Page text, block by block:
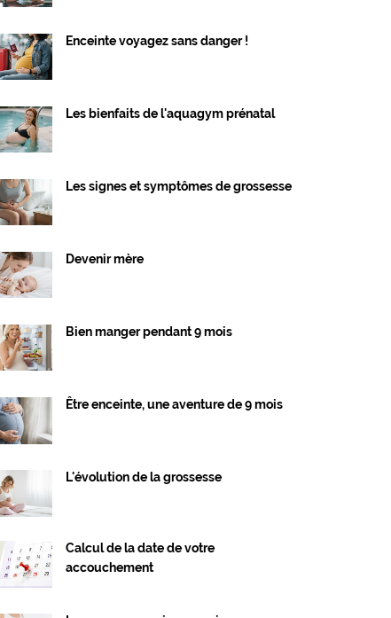
Enceinte voyagez sans danger !
Les bienfaits de l'aquagym prénatal
Les signes et symptômes de grossesse
Devenir mère
Bien manger pendant 9 mois
Être enceinte, une aventure de 9 mois
L'évolution de la grossesse
Calcul de la date de votre
accouchement